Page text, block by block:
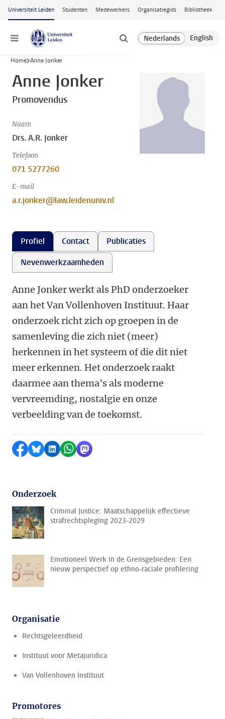
Ga naar hoofdinhoud
Universiteit Leiden Studenten Medewerkers Organisatiegids Bibliotheek
Menu
Home Anne Jonker
Anne Jonker
Promovendus
Naam
Drs. A.R. Jonker
Telefoon
071 5277260
E-mail
a.r.jonker@law.leidenuniv.nl
Profiel Contact
Publicaties
Nevenwerkzaamheden
Anne Jonker werkt als PhD onderzoeker
aan het Van Vollenhoven Instituut. Haar
onderzoek richt zich op groepen in de
samenleving die zich niet (meer)
herkennen in het systeem of die dit niet
meer erkennen. Het onderzoek raakt
daarmee aan thema's als moderne
vervreemding, nostalgie en onze
verbeelding van de toekomst.
Delen op Facebook
Delen via Bluesky
Delen op LinkedIn
Delen via WhatsApp
Delen via Mastodon
Onderzoek
Criminal Justice: Maatschappelijk effectieve
strafrechtspleging 2023-2029
Emotioneel Werk in de Grensgebieden: Een
nieuw perspectief op ethno-raciale profilering
Organisatie
Rechtsgeleerdheid
Instituut voor Metajuridica
Van Vollenhoven Instituut
Promotores